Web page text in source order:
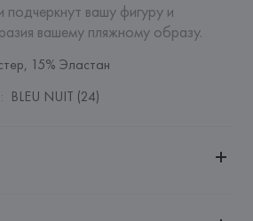
вашу фигуру и
вашему пляжному образу.
15% Эластан
: BLEU NUIT (24)